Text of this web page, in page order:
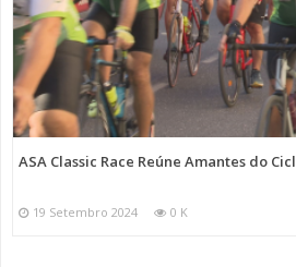
ASA Classic Race Reúne Amantes do
19 Setembro 2024 0 K